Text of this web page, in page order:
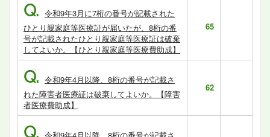
Q. 令和9年3月に7桁の番号が記載された
ひとり親家庭等医療証が届いたが、8桁の番
号が記載されたひとり親家庭等医療証は破棄
してよいか。【ひとり親家庭等医療費助成】
65
Q. 令和9年4月以降、8桁の番号が記載さ
れた障害者医療証は破棄してよいか。【障害
者医療費助成】
62
Q.